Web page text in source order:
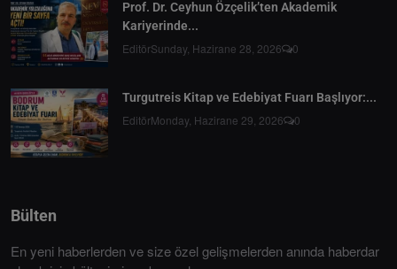
Prof. Dr. Ceyhun Özçelik’ten Akademik
Kariyerinde...
EditörSunday, Hazirane 28, 2026 0
Turgutreis Kitap ve Edebiyat Fuarı Başlıyor:...
EditörMonday, Hazirane 29, 2026 0
Bülten
En yeni haberlerden ve size özel gelişmelerden anında haberdar